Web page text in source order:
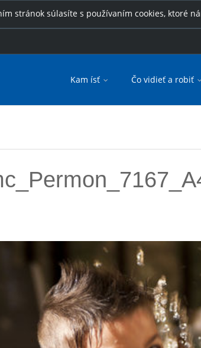
stránok súlasíte s používaním cookies, ktoré
Kam ísť Čo vidieť a robiť